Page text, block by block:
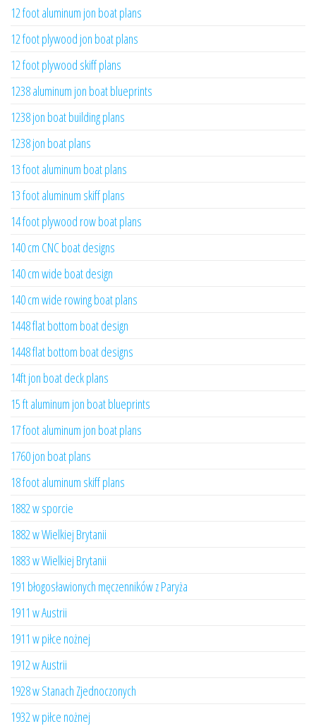
12 foot aluminum jon boat plans
12 foot plywood jon boat plans
12 foot plywood skiff plans
1238 aluminum jon boat blueprints
1238 jon boat building plans
1238 jon boat plans
13 foot aluminum boat plans
13 foot aluminum skiff plans
14 foot plywood row boat plans
140 cm CNC boat designs
140 cm wide boat design
140 cm wide rowing boat plans
1448 flat bottom boat design
1448 flat bottom boat designs
14ft jon boat deck plans
15 ft aluminum jon boat blueprints
17 foot aluminum jon boat plans
1760 jon boat plans
18 foot aluminum skiff plans
1882 w sporcie
1882 w Wielkiej Brytanii
1883 w Wielkiej Brytanii
191 błogosławionych męczenników z Paryża
1911 w Austrii
1911 w piłce nożnej
1912 w Austrii
1928 w Stanach Zjednoczonych
1932 w piłce nożnej